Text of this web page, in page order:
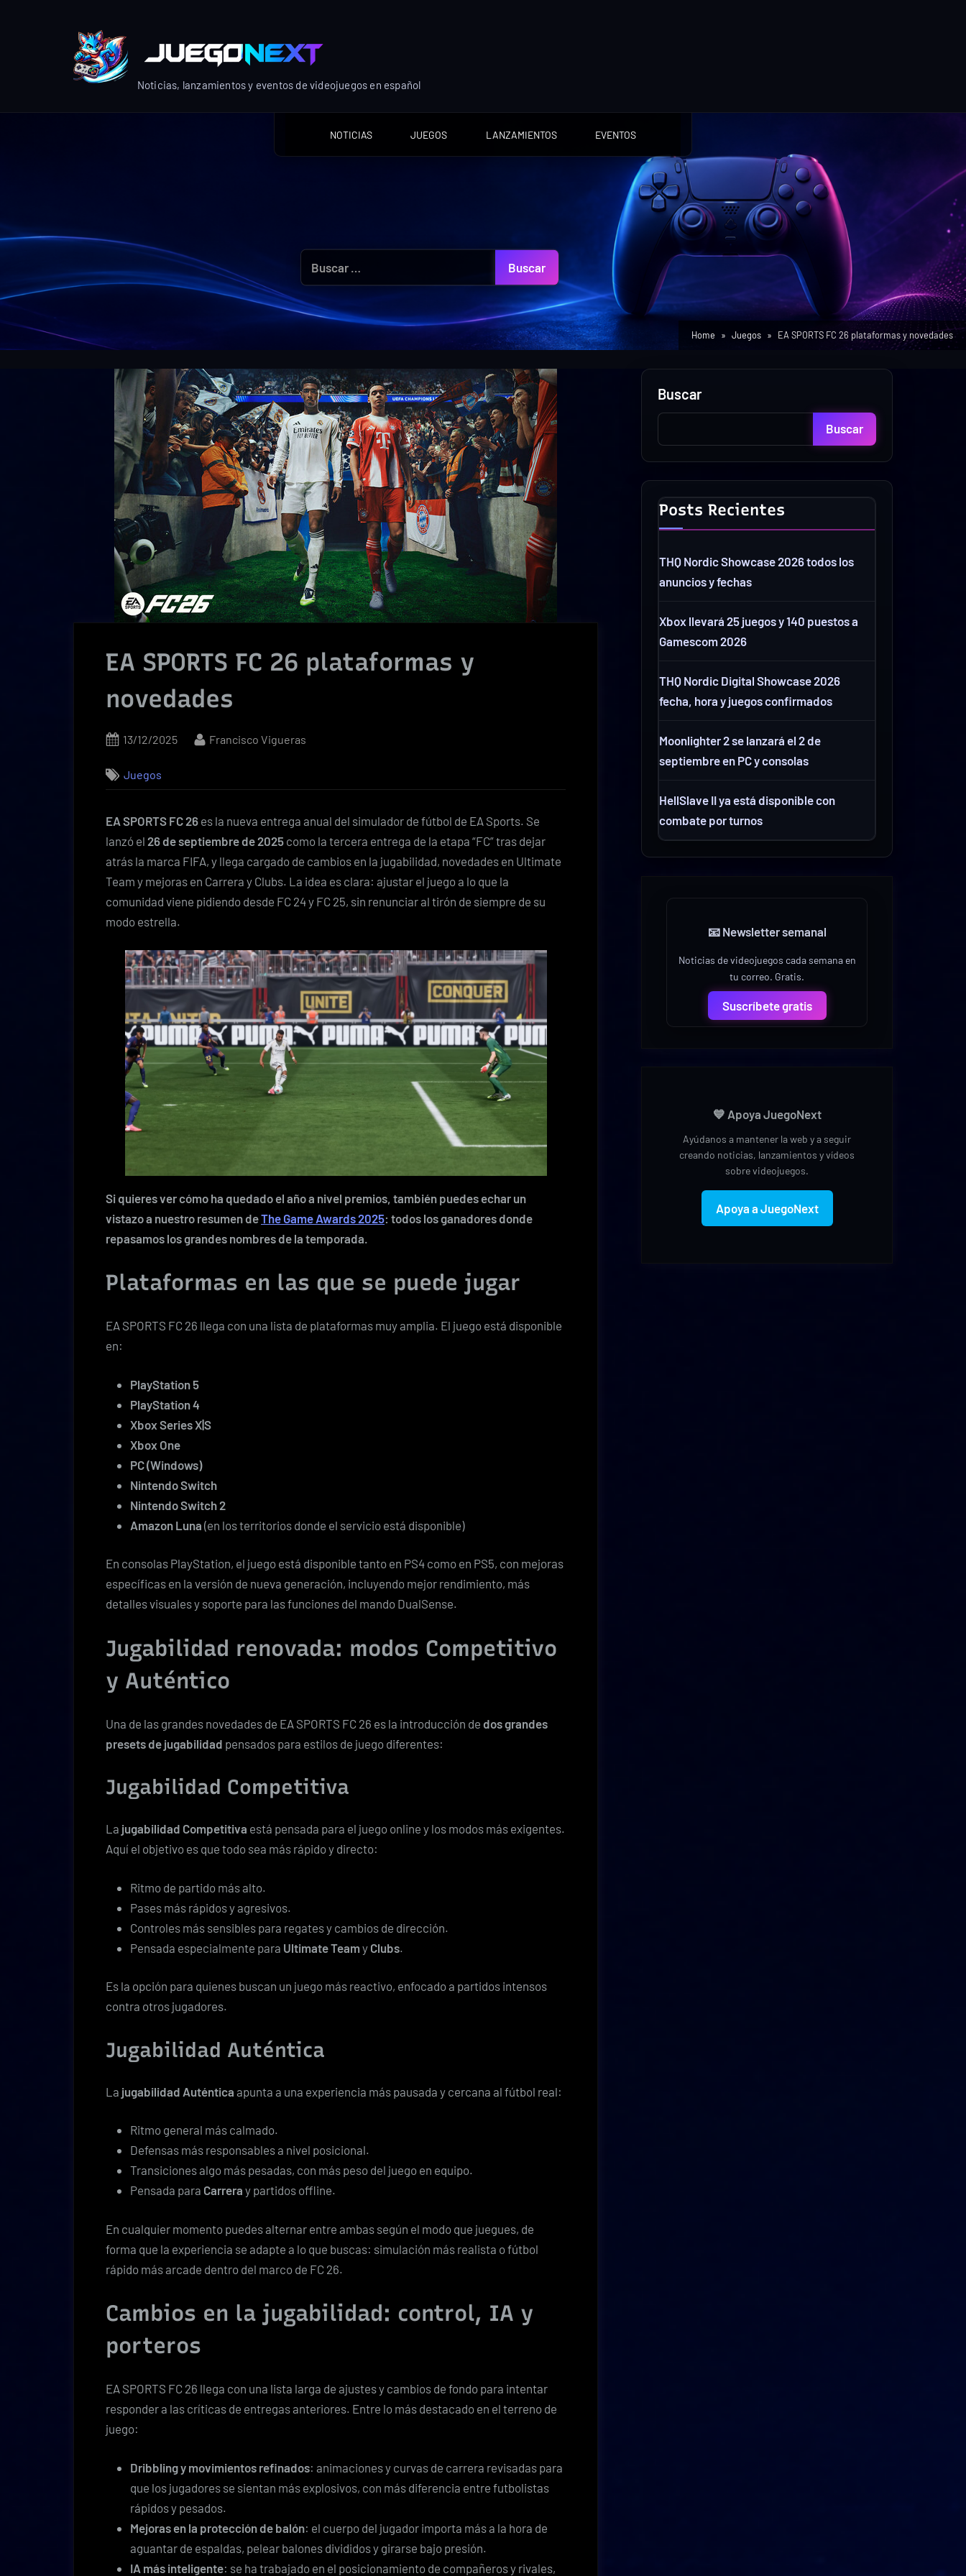
Noticias, lanzamientos y eventos de videojuegos en español
NOTICIAS JUEGOS LANZAMIENTOS EVENTOS
Home Juegos EA SPORTS FC 26 plataformas y novedades
EA SPORTS FC 26 plataformas y
novedades
Posted
13/12/2025 By
Francisco Vigueras
Juegos
EA SPORTS FC 26 es la nueva entrega anual del simulador de fútbol de EA Sports. Se
lanzó el 26 de septiembre de 2025 como la tercera entrega de la etapa “FC” tras dejar
atrás la marca FIFA, y llega cargado de cambios en la jugabilidad, novedades en Ultimate
Team y mejoras en Carrera y Clubs. La idea es clara: ajustar el juego a lo que la
comunidad viene pidiendo desde FC 24 y FC 25, sin renunciar al tirón de siempre de su
modo estrella.
Si quieres ver cómo ha quedado el año a nivel premios, también puedes echar un
vistazo a nuestro resumen deThe Game Awards 2025: todos los ganadores donde
repasamos los grandes nombres de la temporada.
Plataformas en las que se puede jugar
EA SPORTS FC 26 llega con una lista de plataformas muy amplia. El juego está disponible
en:
PlayStation 5
PlayStation 4
Xbox Series X|S
Xbox One
PC (Windows)
Nintendo Switch
Nintendo Switch 2
Amazon Luna (en los territorios donde el servicio está disponible)
En consolas PlayStation, el juego está disponible tanto en PS4 como en PS5, con mejoras
específicas en la versión de nueva generación, incluyendo mejor rendimiento, más
detalles visuales y soporte para las funciones del mando DualSense.
Jugabilidad renovada: modos Competitivo
y Auténtico
Una de las grandes novedades de EA SPORTS FC 26 es la introducción de dos grandes
presets de jugabilidad pensados para estilos de juego diferentes:
Jugabilidad Competitiva
La jugabilidad Competitiva está pensada para el juego online y los modos más exigentes.
Aquí el objetivo es que todo sea más rápido y directo:
Ritmo de partido más alto.
Pases más rápidos y agresivos.
Controles más sensibles para regates y cambios de dirección.
Pensada especialmente para Ultimate Team y Clubs.
Es la opción para quienes buscan un juego más reactivo, enfocado a partidos intensos
contra otros jugadores.
Jugabilidad Auténtica
La jugabilidad Auténtica apunta a una experiencia más pausada y cercana al fútbol real:
Ritmo general más calmado.
Defensas más responsables a nivel posicional.
Transiciones algo más pesadas, con más peso del juego en equipo.
Pensada para Carrera y partidos offline.
En cualquier momento puedes alternar entre ambas según el modo que juegues, de
forma que la experiencia se adapte a lo que buscas: simulación más realista o fútbol
rápido más arcade dentro del marco de FC 26.
Cambios en la jugabilidad: control, IA y
porteros
EA SPORTS FC 26 llega con una lista larga de ajustes y cambios de fondo para intentar
responder a las críticas de entregas anteriores. Entre lo más destacado en el terreno de
juego:
Dribbling y movimientos refinados: animaciones y curvas de carrera revisadas para
que los jugadores se sientan más explosivos, con más diferencia entre futbolistas
rápidos y pesados.
Mejoras en la protección de balón: el cuerpo del jugador importa más a la hora de
aguantar de espaldas, pelear balones divididos y girarse bajo presión.
IA más inteligente: se ha trabajado en el posicionamiento de compañeros y rivales,
Buscar
Buscar
Posts Recientes
THQ Nordic Showcase 2026 todos los
anuncios y fechas
Xbox llevará 25 juegos y 140 puestos a
Gamescom 2026
THQ Nordic Digital Showcase 2026
fecha, hora y juegos confirmados
Moonlighter 2 se lanzará el 2 de
septiembre en PC y consolas
HellSlave II ya está disponible con
combate por turnos
📧 Newsletter semanal
Noticias de videojuegos cada semana en
tu correo. Gratis.
Suscríbete gratis
💙 Apoya JuegoNext
Ayúdanos a mantener la web y a seguir
creando noticias, lanzamientos y vídeos
sobre videojuegos.
Apoya a JuegoNext